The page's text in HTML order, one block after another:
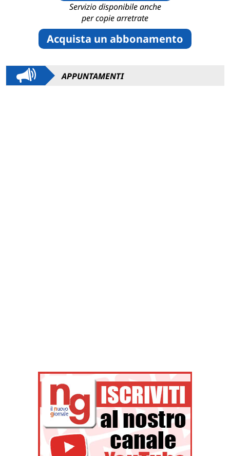
Servizio disponibile anche
per copie arretrate
Acquista un abbonamento
APPUNTAMENTI